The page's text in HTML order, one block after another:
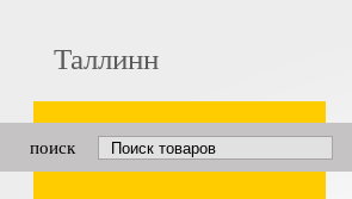
Таллинн
поиск